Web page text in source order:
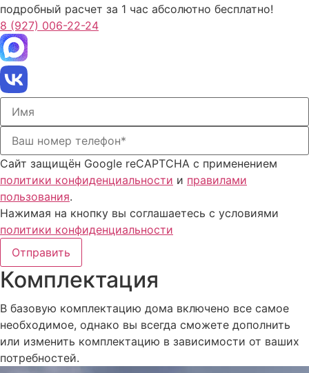
подробный расчет за 1 час абсолютно бесплатно!
8 (927) 006-22-24
Сайт защищён Google reCAPTCHA с применением
политики конфиденциальности и правилами
пользования.
Нажимая на кнопку вы соглашаетесь с условиями
политики конфиденциальности
Отправить
Комплектация
В базовую комплектацию дома включено все самое
необходимое, однако вы всегда сможете дополнить
или изменить комплектацию в зависимости от ваших
потребностей.